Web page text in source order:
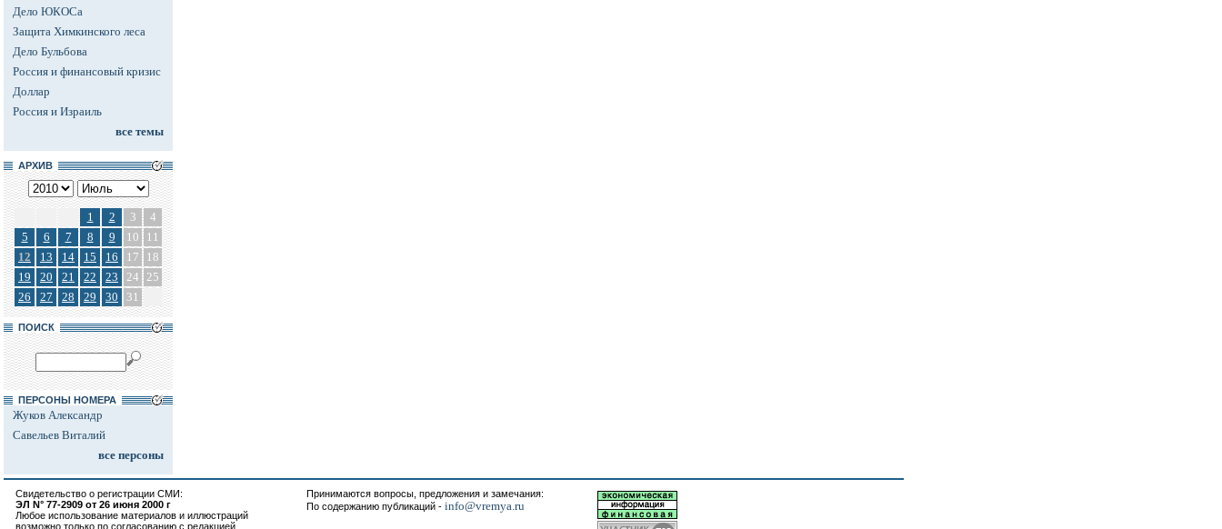
Дело ЮКОСа
Защита Химкинского леса
Дело Бульбова
Россия и финансовый кризис
Доллар
Россия и Израиль
все темы
АРХИВ
1 2 3
4
5
6 7 8 9 10
11
12
13 14 15 16 17
18
19
20 21 22 23 24 25
26
27 28 29 30 31
ПОИСК
ПЕРСОНЫ НОМЕРА
Жуков Александр
Савельев Виталий
все персоны
Свидетельство о регистрации СМИ:
ЭЛ N° 77-2909 от 26 июня 2000 г
Любое использование материалов и иллюстраций
возможно только по согласованию с редакцией
Принимаются вопросы, предложения и замечания:
По содержанию публикаций - info@vremya.ru